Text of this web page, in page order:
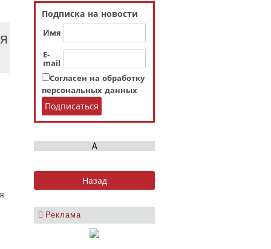
Подписка на новости
Имя
E-
mail
Согласен на обработку
персональных данных
Реклама